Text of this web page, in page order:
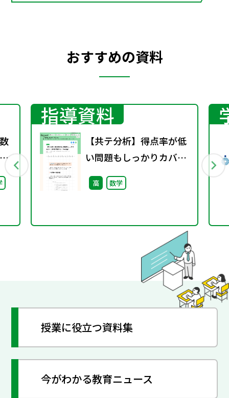
おすすめの資料
指導資料
【共テ分析】得点率が低
い問題もしっかりカバー
（攻略!共通テストPick
Up）
高 数学
授業に役立つ資料集
今がわかる教育ニュース